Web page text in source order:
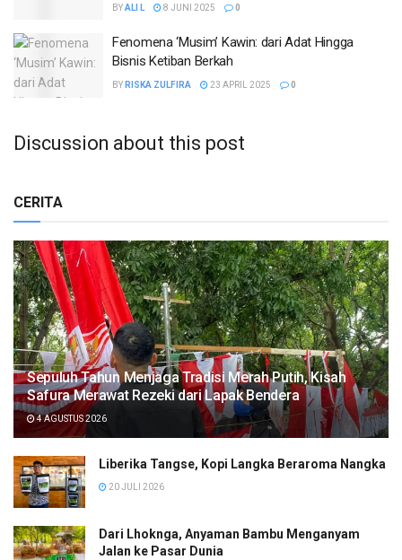
BYALI L 8 JUNI 2025 0
Fenomena ‘Musim’ Kawin: dari Adat Hingga
Bisnis Ketiban Berkah
BY RISKA ZULFIRA 23 APRIL 2025 0
Discussion about this post
CERITA
Sepuluh Tahun Menjaga Tradisi Merah Putih, Kisah
Safura Merawat Rezeki dari Lapak Bendera
4 AGUSTUS 2026
Liberika Tangse, Kopi Langka Beraroma Nangka
20 JULI 2026
Dari Lhoknga, Anyaman Bambu Menganyam
Jalan ke Pasar Dunia